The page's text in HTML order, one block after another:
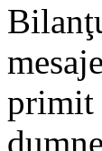
primit